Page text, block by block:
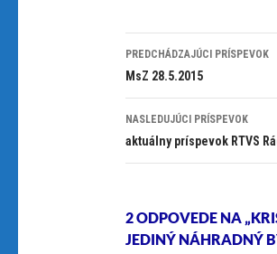
Navigácia
článkami
PREDCHÁDZAJÚCI PRÍSPEVOK
MsZ 28.5.2015
NASLEDUJÚCI PRÍSPEVOK
aktuálny príspevok RTVS
2 ODPOVEDE NA
JEDINÝ NÁHRADNÝ